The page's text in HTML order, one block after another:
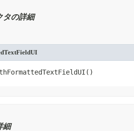
タの詳細
細